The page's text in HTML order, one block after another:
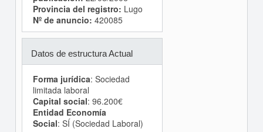
Provincia del registro: Lugo
Nº de anuncio: 420085
Datos de estructura Actual
Forma jurídica: Sociedad
limitada laboral
Capital social: 96.200€
Entidad Economía
Social: SÍ (Sociedad Laboral)